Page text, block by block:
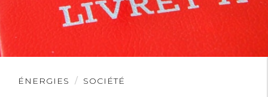
ÉNERGIES SOCIÉTÉ
Lire